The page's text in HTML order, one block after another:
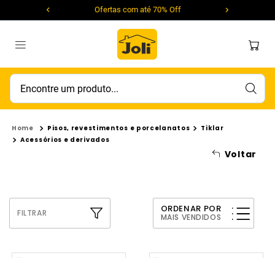
Ofertas com até 70% Off
Encontre um produto...
Voltar
Pisos, revestimentos e porcelanatos
Tiklar
Acessórios e derivados
FILTRAR ORDENAR POR
MAIS VENDIDOS